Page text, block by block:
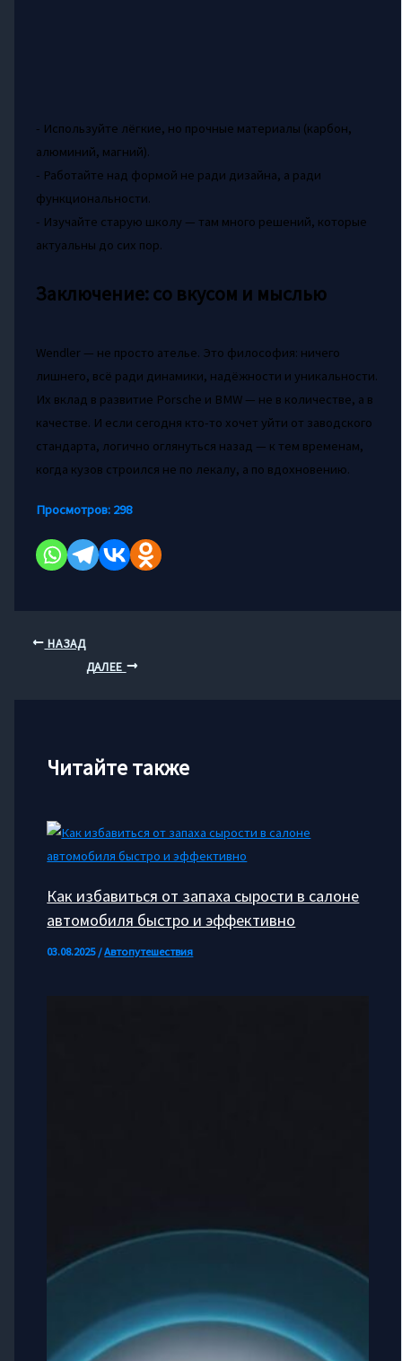
- Используйте лёгкие, но прочные материалы (карбон,
алюминий, магний).
- Работайте над формой не ради дизайна, а ради
функциональности.
- Изучайте старую школу — там много решений, которые
актуальны до сих пор.
Заключение: со вкусом и мыслью
Wendler — не просто ателье. Это философия: ничего
лишнего, всё ради динамики, надёжности и уникальности.
Их вклад в развитие Porsche и BMW — не в количестве, а в
качестве. И если сегодня кто-то хочет уйти от заводского
стандарта, логично оглянуться назад — к тем временам,
когда кузов строился не по лекалу, а по вдохновению.
Просмотров: 298
НАЗАД
ДАЛЕЕ
Читайте также
Как избавиться от запаха сырости в салоне
автомобиля быстро и эффективно
03.08.2025/Автопутешествия